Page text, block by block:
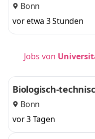
Bonn
vor etwa 3 Stunden
Jobs von
Biologisch-
Bonn
vor 3 Tagen